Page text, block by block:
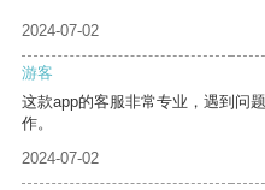
2024-07-02
游客
这款app的客服非常专业，遇到问
作。
2024-07-02